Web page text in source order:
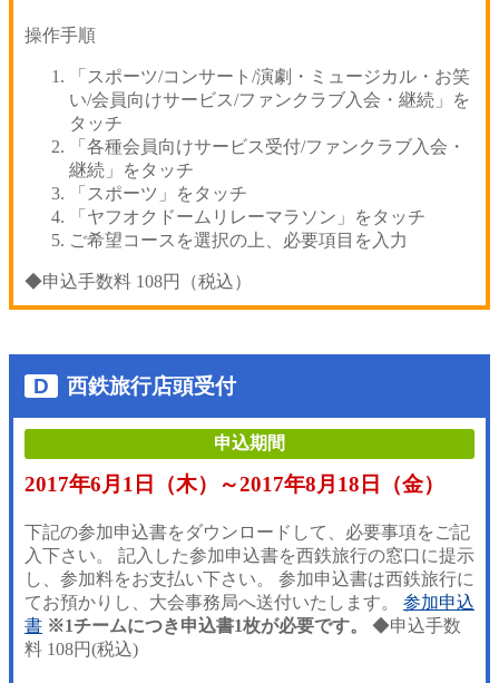
操作手順
「スポーツ/コンサート/演劇・ミュージカル・お笑
い/会員向けサービス/ファンクラブ入会・継続」を
タッチ
「各種会員向けサービス受付/ファンクラブ入会・
継続」をタッチ
「スポーツ」をタッチ
「ヤフオクドームリレーマラソン」をタッチ
ご希望コースを選択の上、必要項目を入力
◆申込手数料 108円（税込）
D 西鉄旅行店頭受付
申込期間
2017年6月1日（木）～2017年8月18日（金）
下記の参加申込書をダウンロードして、必要事項をご記
入下さい。
記入した参加申込書を西鉄旅行の窓口に提示
し、参加料をお支払い下さい。
参加申込書は西鉄旅行に
てお預かりし、大会事務局へ送付いたします。
参加申込
書 ※1チームにつき申込書1枚が必要です。
◆申込手数
料 108円(税込)